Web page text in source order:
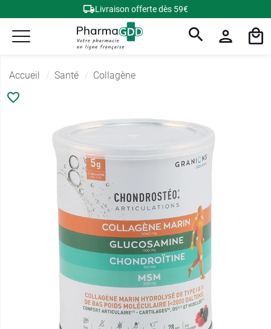
Livraison offerte dès 59€
Accueil Santé Collagène